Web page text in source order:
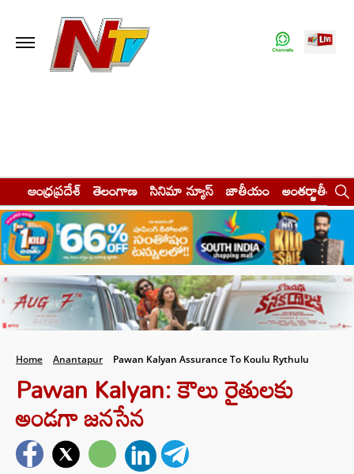
ఆంధ్రప్రదేశ్ తెలంగాణ సినిమా న్యూస్ జాతీయం అంతర్జాతీయం
Home Anantapur Pawan Kalyan Assurance To Koulu Rythulu
Pawan Kalyan: కౌలు రైతులకు
అండగా జనసేన